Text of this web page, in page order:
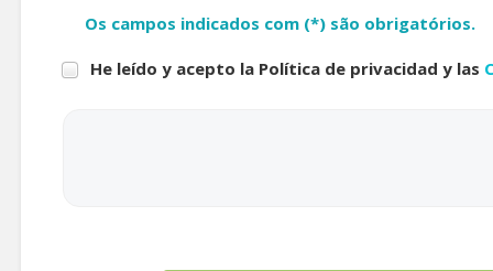
Os campos indicados com (*) são obrigatórios.
He leído y acepto la Política de privacidad y las